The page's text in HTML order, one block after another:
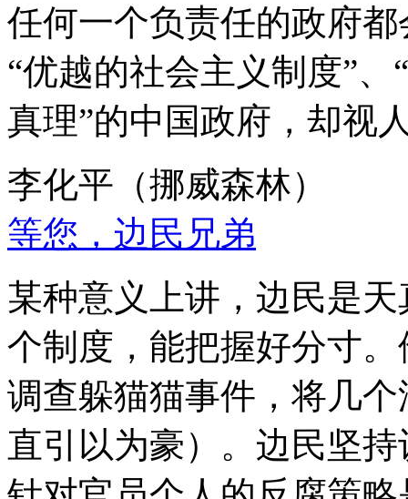
任何一个负责任的政府
“优越的社会主义制度”
真理”的中国政府，却视
李化平（挪威森林）
等您，边民兄弟
某种意义上讲，边民是
个制度，能把握好分寸
调查躲猫猫事件，将几
直引以为豪）。边民坚